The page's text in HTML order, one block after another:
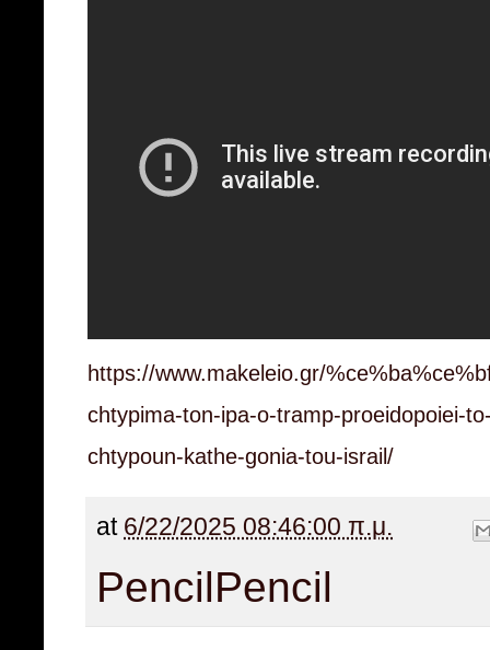
https://www.makeleio.gr/
chtypima-ton-ipa-o-tramp-proeidopoiei-
chtypoun-kathe-gonia-tou-israil/
at 6/22/2025 08:46:00 π.μ.
PencilPencil